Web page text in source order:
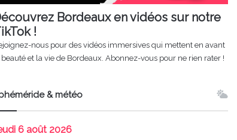
Bordeaux en vidéos sur notre
!
nous pour des vidéos immersives qui mettent en avant
beauté et la vie de Bordeaux. Abonnez-vous pour ne rien rater !
& météo
6 août 2026